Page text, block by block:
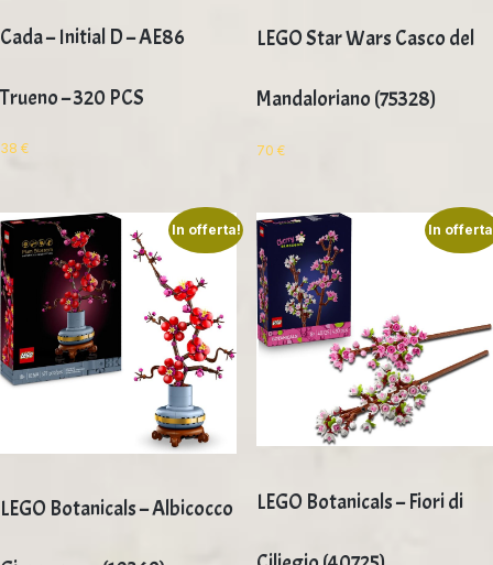
Cada – Initial D – AE86
Trueno – 320 PCS
38 €
LEGO Star Wars Casco del
Mandaloriano (75328)
70 €
In offerta!
LEGO Botanicals – Albicocco
In
LEGO Botanicals – Fiori di